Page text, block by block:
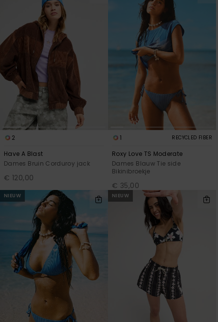
Riemen &
& sjaals
Hoeden &
mutsen
Zonnebrillen
accessoires
Swim
Accessoires
Schoenen
Technische
tassen
Snow
Accessoires
Snowboard
Surf
Accessoires
ROXY APP
VERLANGLIJST
2
Have A Blast
Dames Bruin Corduroy jack
€ 120,00
1 RECYCLED FIBER
Roxy Love TS Moderate
Dames Blauw Tie side
Bikinibroekje
€ 35,00
NIEUW NIEUW